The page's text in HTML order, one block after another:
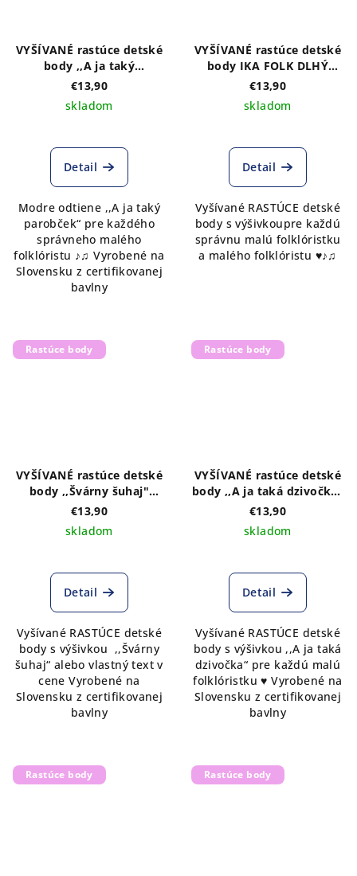
VYŠÍVANÉ rastúce detské
body ,,A ja taký
parobček" krátky rukáv
€13,90
skladom
Detail
Modre odtiene ,,A ja taký
parobček“ pre každého
správneho malého
folklóristu ♪♫ Vyrobené na
Slovensku z certifikovanej
bavlny
VYŠÍVANÉ rastúce detské
body IKA FOLK DLHÝ
rukáv
€13,90
skladom
Detail
Vyšívané RASTÚCE detské
body s výšivkoupre každú
správnu malú folklóristku
a malého folklóristu ♥♪♫
Rastúce body
VYŠÍVANÉ rastúce detské
body ,,Švárny šuhaj"
krátky rukáv
€13,90
skladom
Detail
Vyšívané RASTÚCE detské
body s výšivkou ,,Švárny
šuhaj“ alebo vlastný text v
cene Vyrobené na
Slovensku z certifikovanej
bavlny
Rastúce body
VYŠÍVANÉ rastúce detské
body ,,A ja taká dzivočka"
krátky rukáv
€13,90
skladom
Detail
Vyšívané RASTÚCE detské
body s výšivkou ,,A ja taká
dzivočka“ pre každú malú
folklóristku ♥ Vyrobené na
Slovensku z certifikovanej
bavlny
Rastúce body Rastúce body